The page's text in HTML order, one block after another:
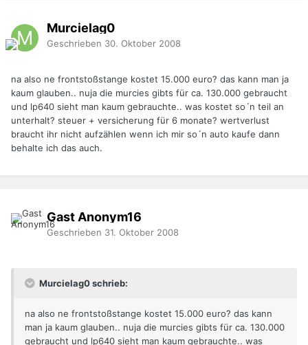
Murcielag0
Geschrieben 30. Oktober 2008
na also ne frontstoßstange kostet 15.000 euro? das kann man ja
kaum glauben.. nuja die murcies gibts für ca. 130.000 gebraucht
und lp640 sieht man kaum gebrauchte.. was kostet so´n teil an
unterhalt? steuer + versicherung für 6 monate? wertverlust
braucht ihr nicht aufzählen wenn ich mir so´n auto kaufe dann
behalte ich das auch.
Gast Anonym16
Geschrieben 31. Oktober 2008
Murcielag0 schrieb:
na also ne frontstoßstange kostet 15.000 euro? das kann
man ja kaum glauben.. nuja die murcies gibts für ca. 130.000
gebraucht und lp640 sieht man kaum gebrauchte.. was